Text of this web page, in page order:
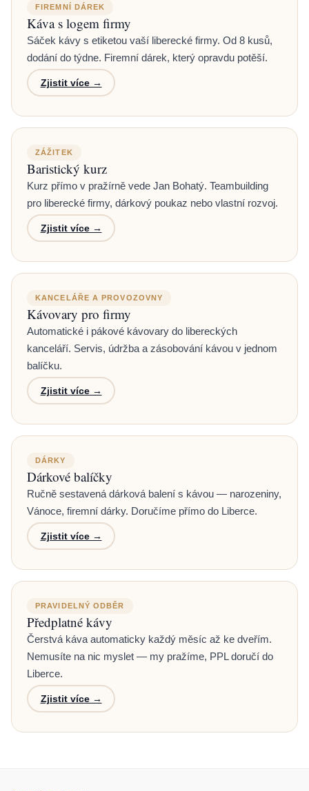
FIREMNÍ DÁREK
Káva s logem firmy
Sáček kávy s etiketou vaší liberecké firmy. Od 8 kusů,
dodání do týdne. Firemní dárek, který opravdu potěší.
Zjistit více →
ZÁŽITEK
Baristický kurz
Kurz přímo v pražírně vede Jan Bohatý. Teambuilding
pro liberecké firmy, dárkový poukaz nebo vlastní rozvoj.
Zjistit více →
KANCELÁŘE A PROVOZOVNY
Kávovary pro firmy
Automatické i pákové kávovary do libereckých
kanceláří. Servis, údržba a zásobování kávou v jednom
balíčku.
Zjistit více →
DÁRKY
Dárkové balíčky
Ručně sestavená dárková balení s kávou — narozeniny,
Vánoce, firemní dárky. Doručíme přímo do Liberce.
Zjistit více →
PRAVIDELNÝ ODBĚR
Předplatné kávy
Čerstvá káva automaticky každý měsíc až ke dveřím.
Nemusíte na nic myslet — my pražíme, PPL doručí do
Liberce.
Zjistit více →